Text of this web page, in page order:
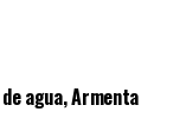
agua, Armenta